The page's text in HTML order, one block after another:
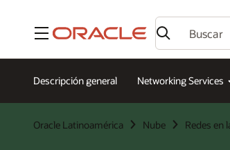
Menú
Descripción general Networking Services
Oracle Latinoamérica Nube Redes en